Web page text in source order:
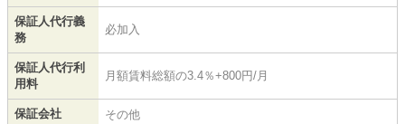
保証人代行義
務
必加入
保証人代行利
用料
月額賃料総額の3.4％+800円/月
保証会社 その他